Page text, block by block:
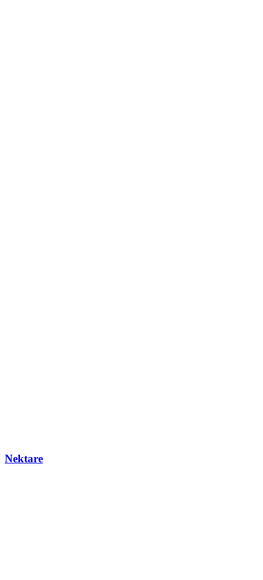
Nektare